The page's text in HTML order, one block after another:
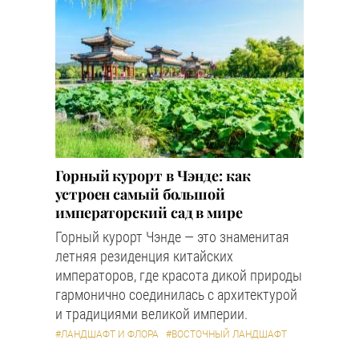
Горный курорт в Чэнде: как
устроен самый большой
императорский сад в мире
Горный курорт Чэнде — это знаменитая
летняя резиденция китайских
императоров, где красота дикой природы
гармонично соединилась с архитектурой
и традициями великой империи.
#ЛАНДШАФТ И ФЛОРА #ВОСТОЧНЫЙ ЛАНДШАФТ